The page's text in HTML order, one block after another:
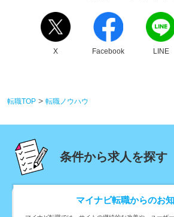
X Facebook LINE
転職TOP 転職ノウハウ
条件から求人を探す
勤務地から転職・求人情報を探す
マイナビ転職からのお